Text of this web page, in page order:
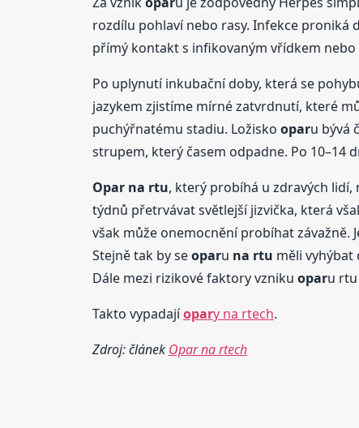
rozdílu pohlaví nebo rasy. Infekce proniká
přímý kontakt s infikovaným vřídkem
Po uplynutí inkubační doby, která se
jazykem zjistíme mírné zatvrdnutí, které
puchýřnatému stadiu. Ložisko oparu bývá
strupem, který časem odpadne. Po 10–14
Opar na rtu, který probíhá u zdravých
týdnů přetrvávat světlejší jizvička, která
však může onemocnění probíhat
Stejně tak by seoparu na rtu měli vyhýbat
Dále mezi rizikové faktory vzniku oparu rtu
Takto vypadajíopary na rtech.
Zdroj: článek Opar na rtech